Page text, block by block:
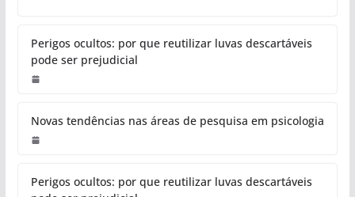
Perigos ocultos: por que reutilizar luvas descartáveis
pode ser prejudicial
Novas tendências nas áreas de pesquisa em psicologia
Perigos ocultos: por que reutilizar luvas descartáveis